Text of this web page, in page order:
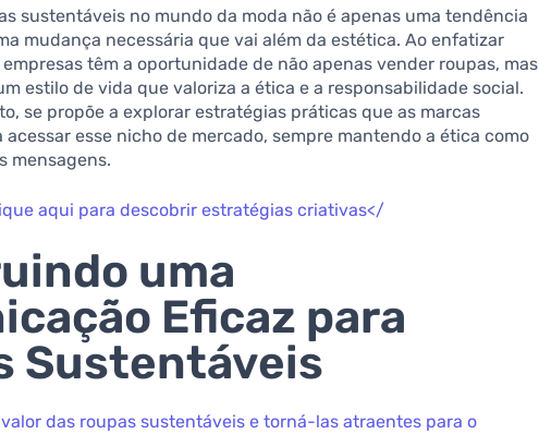
sustentáveis no mundo da moda não é apenas uma tendência
mudança necessária que vai além da estética. Ao enfatizar
empresas têm a oportunidade de não apenas vender roupas, mas
estilo de vida que valoriza a ética e a responsabilidade social.
se propõe a explorar estratégias práticas que as marcas
acessar esse nicho de mercado, sempre mantendo a ética como
mensagens.
aqui para descobrir estratégias criativas</
uma
Eficaz para
Sustentáveis
das roupas sustentáveis e torná-las atraentes para o